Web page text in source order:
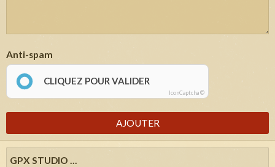
Anti-spam
CLIQUEZ POUR VALIDER
IconCaptcha ©
AJOUTER
GPX STUDIO ...